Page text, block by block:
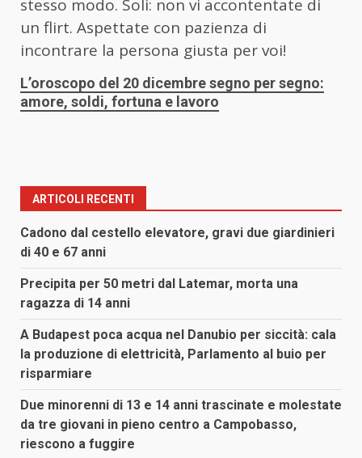
stesso modo. Soli: non vi accontentate di
un flirt. Aspettate con pazienza di
incontrare la persona giusta per voi!
L’oroscopo del 20 dicembre segno per segno:
amore, soldi, fortuna e lavoro
ARTICOLI RECENTI
Cadono dal cestello elevatore, gravi due giardinieri
di 40 e 67 anni
Precipita per 50 metri dal Latemar, morta una
ragazza di 14 anni
A Budapest poca acqua nel Danubio per siccità: cala
la produzione di elettricità, Parlamento al buio per
risparmiare
Due minorenni di 13 e 14 anni trascinate e molestate
da tre giovani in pieno centro a Campobasso,
riescono a fuggire